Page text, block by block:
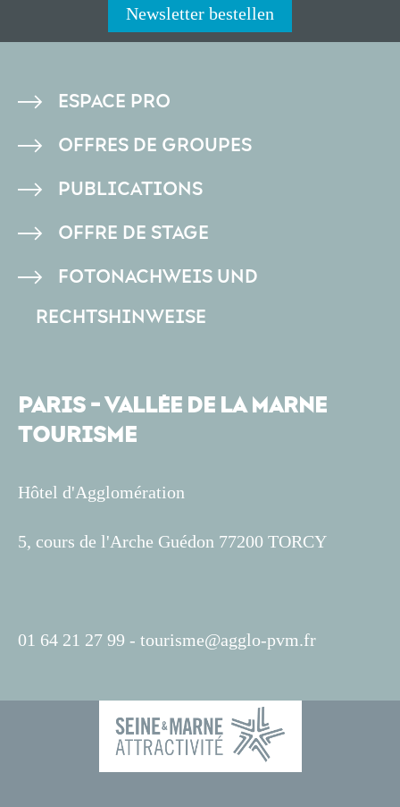
Newsletter bestellen
PIED
DE
ESPACE PRO
OFFRES DE GROUPES
PUBLICATIONS
OFFRE DE STAGE
FOTONACHWEIS UND
RECHTSHINWEISE
PARIS - VALLÉE DE LA MARNE
TOURISME
Hôtel d'Agglomération
5, cours de l'Arche Guédon 77200 TORCY
01 64 21 27 99 - tourisme@agglo-pvm.fr